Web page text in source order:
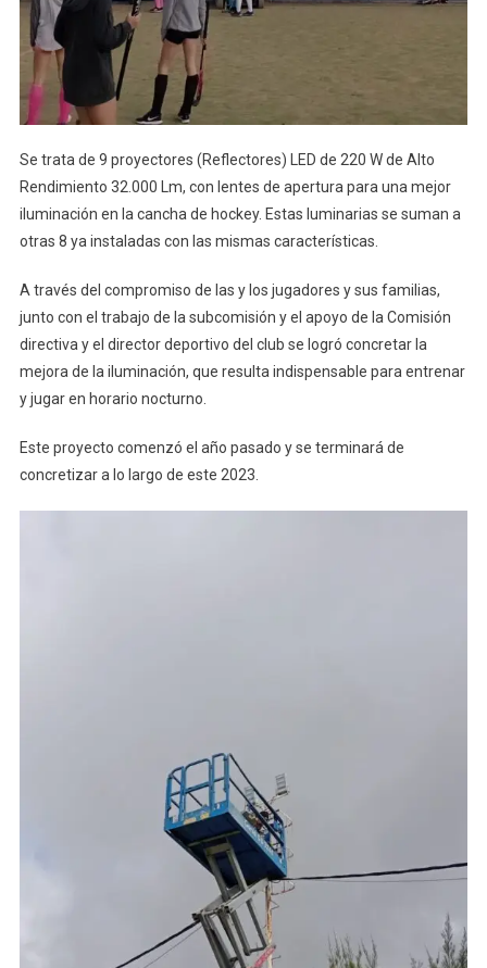
Se trata de 9 proyectores (Reflectores) LED de 220 W de Alto
Rendimiento 32.000 Lm, con lentes de apertura para una mejor
iluminación en la cancha de hockey. Estas luminarias se suman a
otras 8 ya instaladas con las mismas características.
A través del compromiso de las y los jugadores y sus familias,
junto con el trabajo de la subcomisión y el apoyo de la Comisión
directiva y el director deportivo del club se logró concretar la
mejora de la iluminación, que resulta indispensable para entrenar
y jugar en horario nocturno.
Este proyecto comenzó el año pasado y se terminará de
concretizar a lo largo de este 2023.